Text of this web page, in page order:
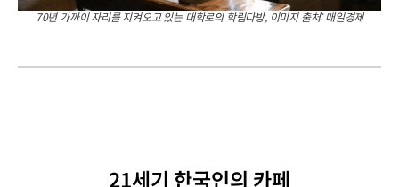
70년 가까이 자리를 지켜오고 있는 대학로의 학림다방, 이미지 출처: 매일경제
21세기 한국인의 카페